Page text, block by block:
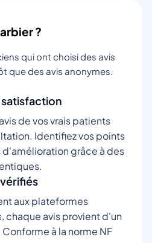
?
qui ont choisi des avis
que des avis anonymes.
satisfaction
de vos vrais patients
Identifiez vos points
d'amélioration grâce à des
aux plateformes
chaque avis provient d'un
à la norme NF